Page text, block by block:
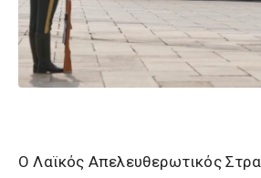
Ο Λαϊκός Απελευθερωτικός